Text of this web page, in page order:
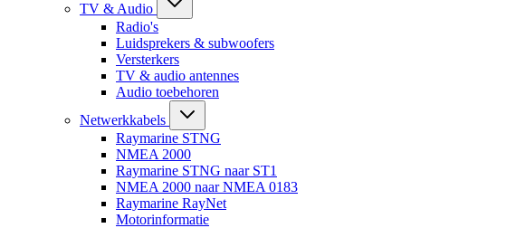
TV & Audio
Radio's
Luidsprekers & subwoofers
Versterkers
TV & audio antennes
Audio toebehoren
Netwerkkabels
Raymarine STNG
NMEA 2000
Raymarine STNG naar ST1
NMEA 2000 naar NMEA 0183
Raymarine RayNet
Motorinformatie